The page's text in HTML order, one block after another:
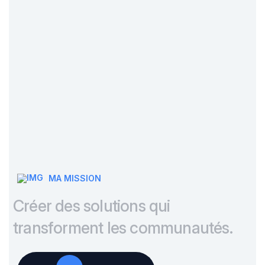
MA MISSION
Créer des solutions qui
transforment les communautés.